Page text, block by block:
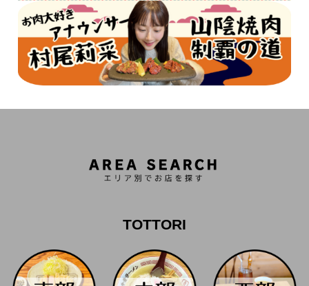
TOTTORI